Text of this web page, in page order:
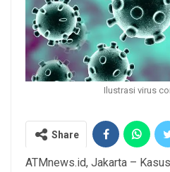
Ilustrasi virus
Share
ATMnews.id, Jakarta –